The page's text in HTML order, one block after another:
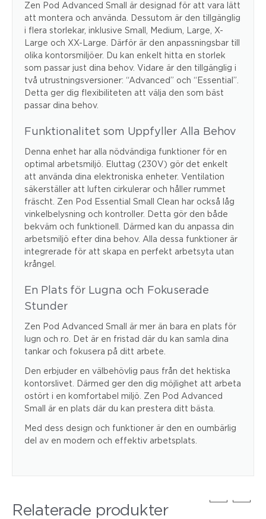
Zen Pod Advanced Small är designad för att vara lätt
att montera och använda. Dessutom är den tillgänglig
i flera storlekar, inklusive Small, Medium, Large, X-
Large och XX-Large. Därför är den anpassningsbar till
olika kontorsmiljöer. Du kan enkelt hitta en storlek
som passar just dina behov. Vidare är den tillgänglig i
två utrustningsversioner: “Advanced” och “Essential”.
Detta ger dig flexibiliteten att välja den som bäst
passar dina behov.
Funktionalitet som Uppfyller Alla Behov
Denna enhet har alla nödvändiga funktioner för en
optimal arbetsmiljö. Eluttag (230V) gör det enkelt
att använda dina elektroniska enheter. Ventilation
säkerställer att luften cirkulerar och håller rummet
fräscht. Zen Pod Essential Small Clean har också låg
vinkelbelysning och kontroller. Detta gör den både
bekväm och funktionell. Därmed kan du anpassa din
arbetsmiljö efter dina behov. Alla dessa funktioner är
integrerade för att skapa en perfekt arbetsyta utan
krångel.
En Plats för Lugna och Fokuserade
Stunder
Zen Pod Advanced Small är mer än bara en plats för
lugn och ro. Det är en fristad där du kan samla dina
tankar och fokusera på ditt arbete.
Den erbjuder en välbehövlig paus från det hektiska
kontorslivet. Därmed ger den dig möjlighet att arbeta
ostört i en komfortabel miljö. Zen Pod Advanced
Small är en plats där du kan prestera ditt bästa.
Med dess design och funktioner är den en oumbärlig
del av en modern och effektiv arbetsplats.
Relaterade produkter